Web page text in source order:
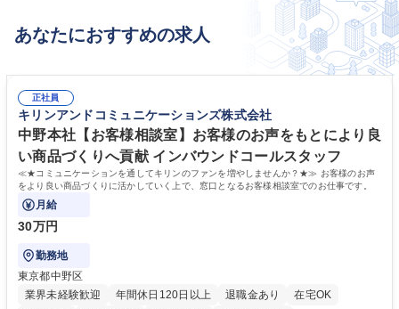
あなたにおすすめの求人
正社員
キリンアンドコミュニケーションズ株式会社
中野本社【お客様相談室】お客様のお声をもとにより良
い商品づくりへ貢献 インバウンドコールスタッフ
≪★コミュニケーションを通してキリンのファンを増やしませんか？★≫ お客様のお声
をより良い商品づくりに活かしていく上で、窓口となるお客様相談室でのお仕事です。
月給
30万円
勤務地
東京都中野区
業界未経験歓迎
年間休日120日以上 退職金あり
在宅OK